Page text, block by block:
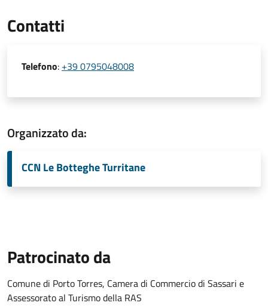
Contatti
Telefono: +39 0795048008
Organizzato da:
CCN Le Botteghe Turritane
Patrocinato da
Comune di Porto Torres, Camera di Commercio di Sassari e
Assessorato al Turismo della RAS